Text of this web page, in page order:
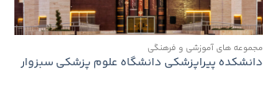
مجموعه های آموزشی و فرهنگی
دانشكده پیراپزشكی دانشگاه علوم پزشكی سبزوار